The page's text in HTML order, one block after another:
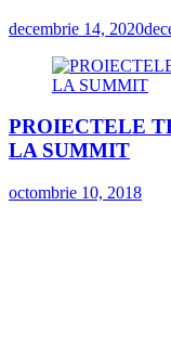
decembrie 14, 2020
PROIECTELE
LA SUMMIT
octombrie 10, 2018